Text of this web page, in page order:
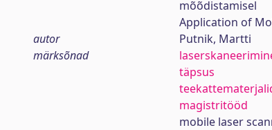
mõõdistamisel
Application of
autor
Putnik, Martti
märksõnad
täpsus
magistritööd
mobile laser